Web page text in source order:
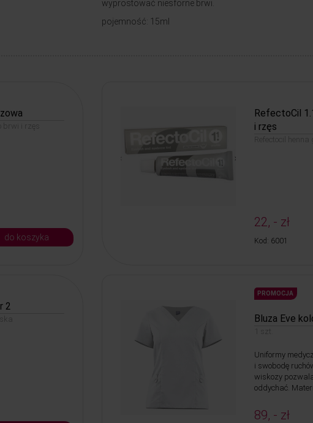
wyprostować niesforne brwi.
pojemność: 15ml
brwi i rzęs
do koszyka
RefectoCil
i rzęs
Refectocil henna
22, - zł
Kod: 6001
2
PROMOCJA
Bluza Eve
1 szt.
Uniformy
i swobodę
wiskozy
oddychać.
89, - zł